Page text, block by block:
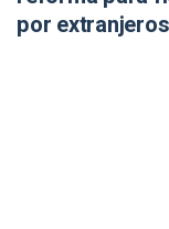
por extranjeros